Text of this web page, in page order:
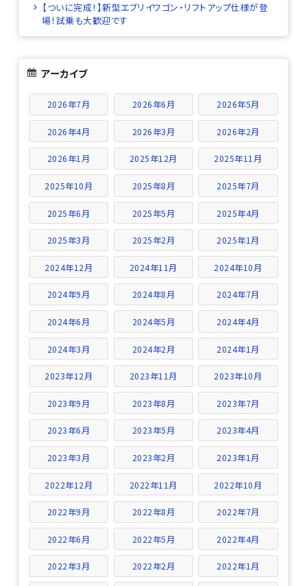
【ついに完成！】新型エブリイワゴン・リフトアップ仕様が登
場！試乗も大歓迎です
アーカイブ
2026年7月 2026年6月 2026年5月
2026年4月 2026年3月 2026年2月
2026年1月 2025年12月 2025年11月
2025年10月 2025年8月 2025年7月
2025年6月 2025年5月 2025年4月
2025年3月 2025年2月 2025年1月
2024年12月 2024年11月 2024年10月
2024年9月 2024年8月 2024年7月
2024年6月 2024年5月 2024年4月
2024年3月 2024年2月 2024年1月
2023年12月 2023年11月 2023年10月
2023年9月 2023年8月 2023年7月
2023年6月 2023年5月 2023年4月
2023年3月 2023年2月 2023年1月
2022年12月 2022年11月 2022年10月
2022年9月 2022年8月 2022年7月
2022年6月 2022年5月 2022年4月
2022年3月 2022年2月 2022年1月